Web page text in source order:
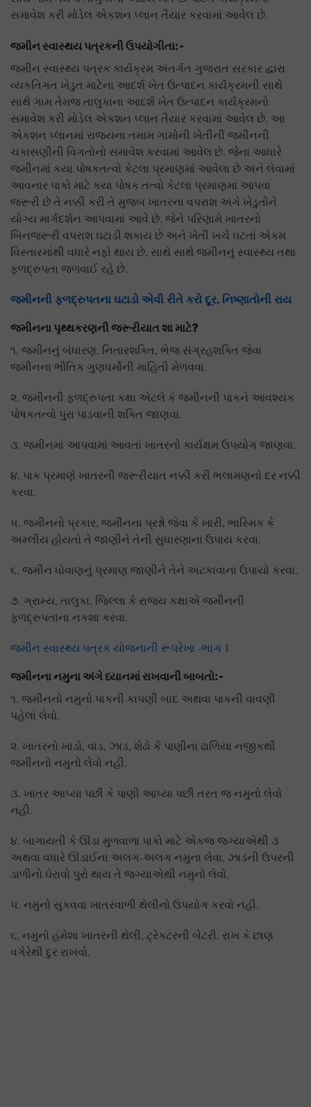
સમાવેશ કરી મોડેલ એકશન પ્લાન તૈયાર કરવામાં આવેલ છે.
જમીન સ્વાસ્થય પત્રકની ઉપયોગીતા:-
જમીન સ્વાસ્થ્ય પત્રક કાર્યક્રમ અંતર્ગત ગુજરાત સરકાર દ્વારા
વ્યકતિગત ખેડુત માટેના આદર્શ ખેત ઉત્પાદન કાર્યક્રમની સાથે
સાથે ગામ તેમજ તાલુકાના આદર્શ ખેત ઉત્પાદન કાર્યક્રમનો
સમાવેશ કરી મોડેલ એકશન પ્લાન તૈયાર કરવામાં આવેલ છે. આ
એકશન પ્લાનમાં રાજયના તમામ ગામોની ખેતીની જમીનની
ચકાસણીની વિગતોનો સમાવેશ કરવામાં આવેલ છે. જેના આધારે
જમીનમાં કયા પોષકતત્વો કેટલા પ્રમાણમાં આવેલા છે અને લેવામાં
આવનાર પાકો માટે કયા પોષક તત્વો કેટલા પ્રમાણમાં આપવા
જરૂરી છે તે નક્કી કરી તે મુજબ ખાતરના વપરાશ અંગે ખેડુતોને
યોગ્ય માર્ગદર્શન આપવામાં આવે છે. જેને પરિણામે ખાતરનો
બિનજરૂરી વપરાશ ઘટાડી શકાય છે અને ખેતી ખર્ચ ઘટતાં એકમ
વિસ્તારમાંથી વધારે નફો થાય છે, સાથે સાથે જમીનનું સ્વાસ્થ્ય તથા
ફળદ્રુપતા જળવાઈ રહે છે.
જમીનની ફળદ્રુપતના ઘટાડો એવી રીતે કરો દૂર, નિષ્ણાતોની રાય
જમીનના પૃથ્થકરણની જરૂરીયાત શા માટે?
૧. જમીનનું બંધારણ, નિતારશક્તિ, ભેજ સંગ્રહશક્તિ જેવા
જમીનના ભૌતિક ગુણધર્મોની માહિતી મેળવવા.
૨. જમીનની ફળદ્રુપતા કક્ષા એટલે કે જમીનની પાકને આવશ્યક
પોષકતત્વો પુરા પાડવાની શક્તિ જાણવા.
૩. જમીનમાં આપવામાં આવતાં ખાતરનો કાર્યક્ષમ ઉપયોગ જાણવા.
૪. પાક પ્રમાણે ખાતરની જરૂરીયાત નક્કી કરી ભલામણનો દર નક્કી
કરવા.
૫. જમીનનો પ્રકાર, જમીનના પ્રશ્નો જેવા કે ખારી, ભાસ્મિક કે
અમ્લીય હોયતો તે જાણીને તેની સુધારણાના ઉપાય કરવા.
૬. જમીન ધોવાણનું પ્રમાણ જાણીને તેને અટકાવાના ઉપાયો કરવા.
૭. ગ્રામ્ય, તાલુકા, જિલ્લા કે રાજય કક્ષાએ જમીનની
ફળદ્રુપતાના નકશા કરવા.
જમીન સ્વાસ્થ્ય પત્રક યોજનાની રૂપરેખા -ભાગ 1
જમીનના નમુના અંગે ધ્યાનમાં રાખવાની બાબતો:-
૧. જમીનનો નમુનો પાકની કાપણી બાદ અથવા પાકની વાવણી
પહેલાં લેવો.
૨. ખાતરનો ખાડો, વાડ, ઝાડ, શેઢો કે પાણીના ઢાળિયા નજીકથી
જમીનનો નમુનો લેવો નહી.
૩. ખાતર આપ્યા પછી કે પાણી આપ્યા પછી તરત જ નમુનો લેવો
નહી.
૪. બાગાયતી કે ઊંડા મુળવાળા પાકો માટે એકજ જગ્યાએથી ૩
અથવા વધારે ઊંડાઈના અલગ-અલગ નમુના લેવા. ઝાડની ઉપરની
ડાળીનો ઘેરાવો પુરો થાય તે જગ્યાએથી નમુનો લેવો.
૫. નમુનો સુકવવા ખાતરવાળી થેલીનો ઉપયોગ કરવો નહી.
૬. નમુનો હંમેશા ખાતરની થેલી, ટ્રેકટરની બેટરી, રાખ કે છાણ
વગેરેથી દુર રાખવો.